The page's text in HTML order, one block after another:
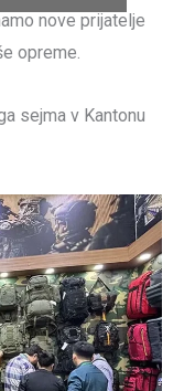
nove prijatelje
opreme.
sejma v Kantonu